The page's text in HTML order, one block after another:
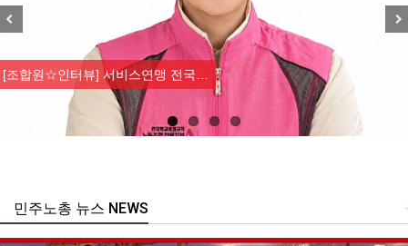
[조합원☆인터뷰] 서비스연맹 전국…
주노총 뉴스 NEWS